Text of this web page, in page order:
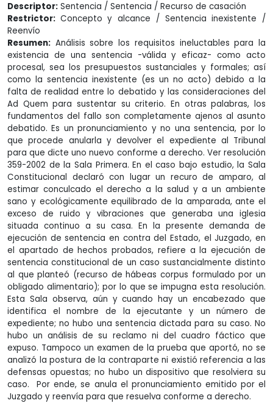
Descriptor: Sentencia / Sentencia / Recurso de casación
Restrictor: Concepto y alcance / Sentencia inexistente /
Reenvío
Resumen: Análisis sobre los requisitos ineluctables para la
existencia de una sentencia -válida y eficaz- como acto
procesal, sea los presupuestos sustanciales y formales; así
como la sentencia inexistente (es un no acto) debido a la
falta de realidad entre lo debatido y las consideraciones del
Ad Quem para sustentar su criterio. En otras palabras, los
fundamentos del fallo son completamente ajenos al asunto
debatido. Es un pronunciamiento y no una sentencia, por lo
que procede anularla y devolver el expediente al Tribunal
para que dicte uno nuevo conforme a derecho. Ver resolución
359-2002 de la Sala Primera. En el caso bajo estudio, la Sala
Constitucional declaró con lugar un recuro de amparo, al
estimar conculcado el derecho a la salud y a un ambiente
sano y ecológicamente equilibrado de la amparada, ante el
exceso de ruido y vibraciones que generaba una iglesia
situada continuo a su casa. En la presente demanda de
ejecución de sentencia en contra del Estado, el Juzgado, en
el apartado de hechos probados, refiere a la ejecución de
sentencia constitucional de un caso sustancialmente distinto
al que planteó (recurso de hábeas corpus formulado por un
obligado alimentario); por lo que se impugna esta resolución.
Esta Sala observa, aún y cuando hay un encabezado que
identifica el nombre de la ejecutante y un número de
expediente; no hubo una sentencia dictada para su caso. No
hubo un análisis de su reclamo ni del cuadro fáctico que
expuso. Tampoco un examen de la prueba que aportó, no se
analizó la postura de la contraparte ni existió referencia a las
defensas opuestas; no hubo un dispositivo que resolviera su
caso. Por ende, se anula el pronunciamiento emitido por el
Juzgado y reenvía para que resuelva conforme a derecho.